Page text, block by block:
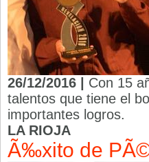
26/12/2016 | Con 15
talentos que tiene el
importantes logros.
LA RIOJA
Ã‰xito de